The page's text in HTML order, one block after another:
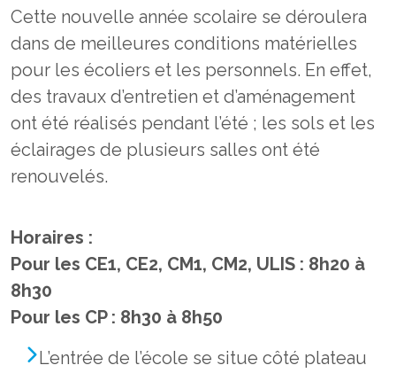
Cette nouvelle année scolaire se déroulera
dans de meilleures conditions matérielles
pour les écoliers et les personnels. En effet,
des travaux d’entretien et d’aménagement
ont été réalisés pendant l’été ; les sols et les
éclairages de plusieurs salles ont été
renouvelés.
Horaires :
Pour les CE1, CE2, CM1, CM2, ULIS : 8h20 à
8h30
Pour les CP : 8h30 à 8h50
L’entrée de l’école se situe côté plateau